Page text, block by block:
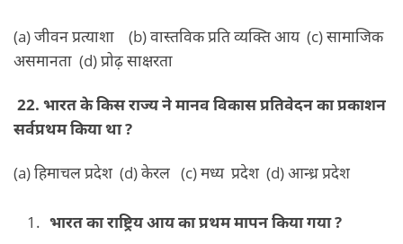
(a) जीवन प्रत्याशा (b) वास्तविक प्रति व्यक्ति आय (c) सामाजिक
असमानता (d) प्रोढ़ साक्षरता
22. भारत के किस राज्य ने मानव विकास प्रतिवेदन का प्रकाशन
सर्वप्रथम किया था ?
(a) हिमाचल प्रदेश (d) केरल (c) मध्य प्रदेश (d) आन्ध्र प्रदेश
भारत का राष्ट्रिय आय का प्रथम मापन किया गया ?